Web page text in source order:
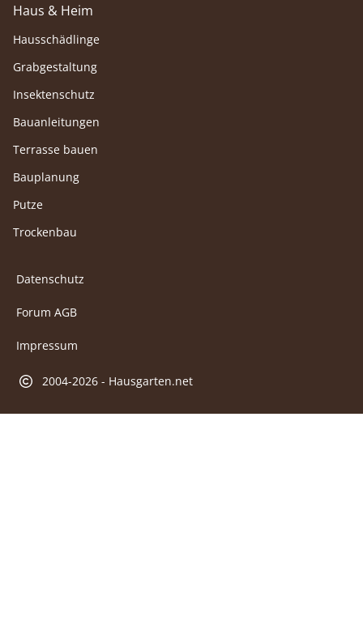
Haus & Heim
Hausschädlinge
Grabgestaltung
Insektenschutz
Bauanleitungen
Terrasse bauen
Bauplanung
Putze
Trockenbau
Datenschutz
Forum AGB
Impressum
2004-2026 - Hausgarten.net